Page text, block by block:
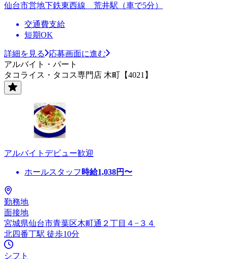
仙台市営地下鉄東西線 荒井駅（車で5分）
交通費支給
短期OK
詳細を見る
応募画面に進む
アルバイト・パート
タコライス・タコス専門店 木町【4021】
アルバイトデビュー歓迎
ホールスタッフ 時給1,038円〜
勤務地
面接地
宮城県仙台市青葉区木町通２丁目４−３４
北四番丁駅 徒歩10分
シフト